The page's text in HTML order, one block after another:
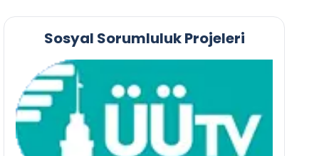
Sosyal Sorumluluk Projeleri